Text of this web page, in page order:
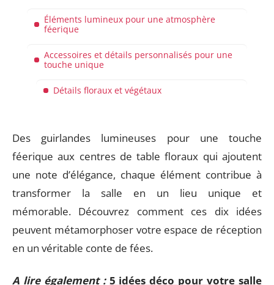
Éléments lumineux pour une atmosphère
féerique
Accessoires et détails personnalisés pour une
touche unique
Détails floraux et végétaux
Des guirlandes lumineuses pour une touche
féerique aux centres de table floraux qui ajoutent
une note d’élégance, chaque élément contribue à
transformer la salle en un lieu unique et
mémorable. Découvrez comment ces dix idées
peuvent métamorphoser votre espace de réception
en un véritable conte de fées.
A lire également : 5 idées déco pour votre salle